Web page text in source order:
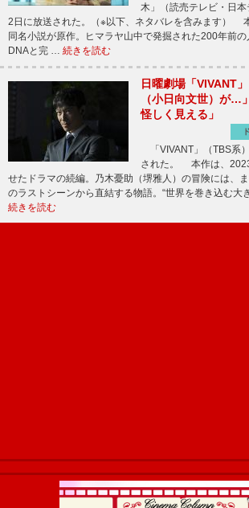
木」（読売テレビ・日本
2日に放送された。（※以下、ネタバレを含みます）
同名小説が原作。ヒマラヤ山中で発掘された200年前
DNAと完 … 続きを読む
日曜劇場「VIVANT
（小日向文世）が…
怪しく見える」
「VIVANT」（TBS系
された。 本作は、
せたドラマの続編。乃木憂助（堺雅人）の冒険には、
のラストシーンから直結する物語。“世界を巻き込む大
続きを読む